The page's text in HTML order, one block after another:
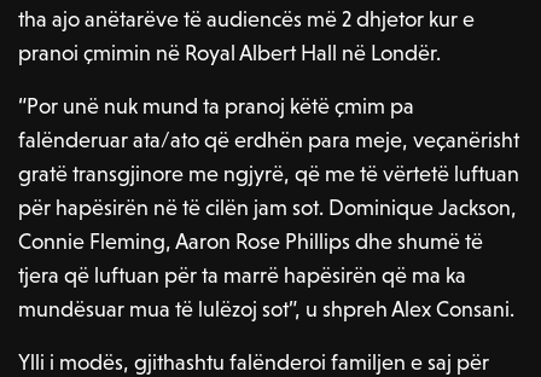
tha ajo anëtarëve të audiencës më 2 dhjetor kur e
pranoi çmimin në Royal Albert Hall në Londër.
“Por unë nuk mund ta pranoj këtë çmim pa
falënderuar ata/ato që erdhën para meje, veçanërisht
gratë transgjinore me ngjyrë, që me të vërtetë luftuan
për hapësirën në të cilën jam sot. Dominique Jackson,
Connie Fleming, Aaron Rose Phillips dhe shumë të
tjera që luftuan për ta marrë hapësirën që ma ka
mundësuar mua të lulëzoj sot”, u shpreh Alex Consani.
Ylli i modës, gjithashtu falënderoi familjen e saj për